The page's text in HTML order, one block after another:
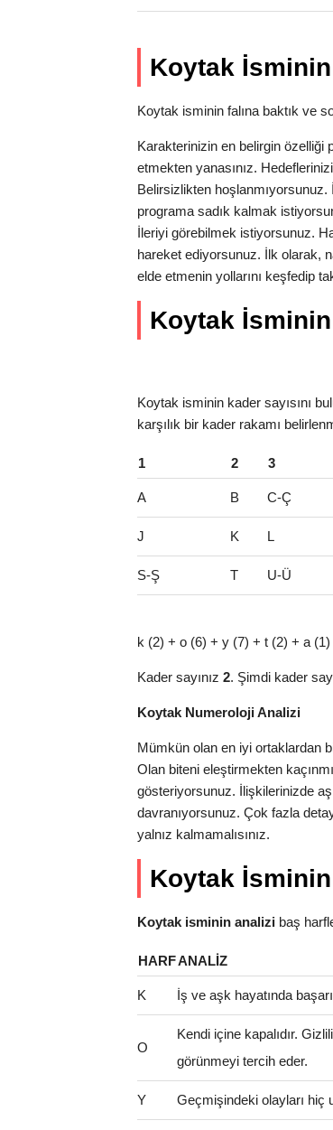
Koytak İsminin
Koytak isminin falına baktık ve
Karakterinizin en belirgin özelliği
etmekten yanasınız.
Belirsizlikten hoşlanmıyorsunuz.
programa sadık kalmak
İleriyi görebilmek istiyorsunuz.
hareket ediyorsunuz. İlk olarak,
elde etmenin yollarını keşfedip
Koytak
Koytak isminin kader sayısını
karşılık bir kader rakamı
1 2 3
A B C-Ç
J K L
S-Ş T U-Ü
k (2) + o (6) + y (7) + t (2) + a
Kader sayınız 2. Şimdi kader
Koytak Numeroloji Analizi
Mümkün olan en iyi ortaklardan
Olan biteni eleştirmekten
gösteriyorsunuz. İlişkilerinizde
davranıyorsunuz. Çok fazla
yalnız kalmamalısınız.
Koytak
Koytak isminin analizi baş
HARFANALIZ
K İş ve aşk hayatında
O
Kendi içine kapalıdır.
görünmeyi tercih eder.
Y Geçmişindeki olayları hiç